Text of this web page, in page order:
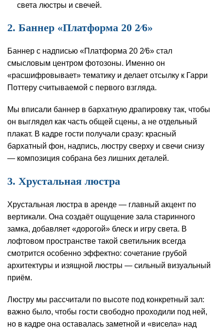
света люстры и свечей.
2. Баннер «Платформа 20 2⁄6»
Баннер с надписью «Платформа 20 2⁄6» стал
смысловым центром фотозоны. Именно он
«расшифровывает» тематику и делает отсылку к Гарри
Поттеру считываемой с первого взгляда.
Мы вписали баннер в бархатную драпировку так, чтобы
он выглядел как часть общей сцены, а не отдельный
плакат. В кадре гости получали сразу: красный
бархатный фон, надпись, люстру сверху и свечи снизу
— композиция собрана без лишних деталей.
3. Хрустальная люстра
Хрустальная люстра в аренде — главный акцент по
вертикали. Она создаёт ощущение зала старинного
замка, добавляет «дорогой» блеск и игру света. В
лофтовом пространстве такой светильник всегда
смотрится особенно эффектно: сочетание грубой
архитектуры и изящной люстры — сильный визуальный
приём.
Люстру мы рассчитали по высоте под конкретный зал:
важно было, чтобы гости свободно проходили под ней,
но в кадре она оставалась заметной и «висела» над